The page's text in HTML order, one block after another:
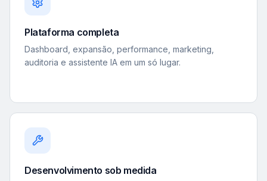
Plataforma completa
Dashboard, expansão, performance, marketing,
auditoria e assistente IA em um só lugar.
Desenvolvimento sob medida